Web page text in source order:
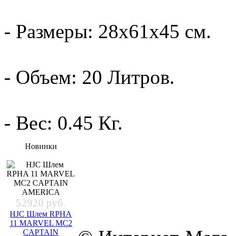
- Размеры: 28x61x45 см.
- Объем: 20 Литров.
- Вес: 0.45 Кг.
Новинки
52920 руб.
HJC Шлем RPHA
11 MARVEL MC2
CAPTAIN